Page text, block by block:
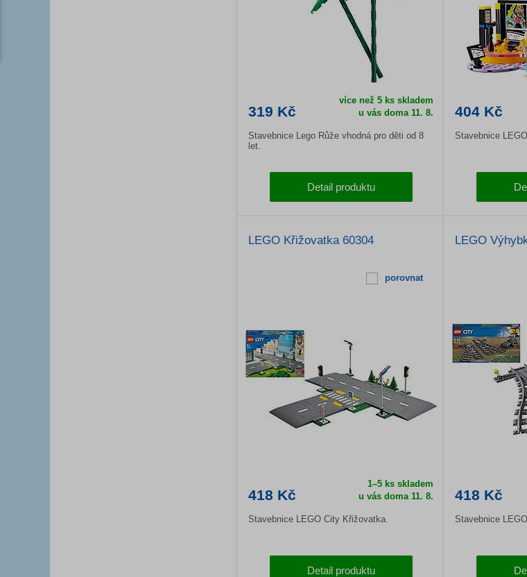
319 Kč
více než 5 ks skladem
u vás doma 11. 8.
Stavebnice Lego Růže vhodná pro děti od 8
let.
Detail produktu
404 Kč
Stavebnice
LEGO Křižovatka 60304
porovnat
418 Kč
1–5 ks skladem
u vás doma 11. 8.
Stavebnice LEGO City Křižovatka.
Detail produktu
LEGO
418 Kč
Stavebnice